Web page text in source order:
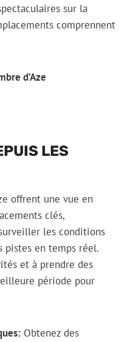
sur la
comprennent
d’Aze
LES
offrent une vue en
clés,
les conditions
pistes en temps réel.
et à prendre des
période pour
Obtenez des